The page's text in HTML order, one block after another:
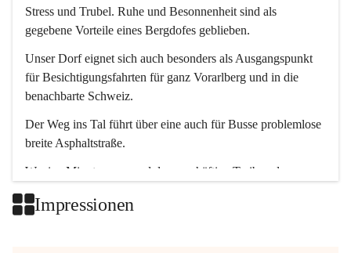
Stress und Trubel. Ruhe und Besonnenheit sind als
gegebene Vorteile eines Bergdofes geblieben.
Unser Dorf eignet sich auch besonders als Ausgangspunkt
für Besichtigungsfahrten für ganz Vorarlberg und in die
benachbarte Schweiz.
Der Weg ins Tal führt über eine auch für Busse problemlose
breite Asphaltstraße.
Wenige Minuten nur, und das geschäftige Treiben der
Impressionen